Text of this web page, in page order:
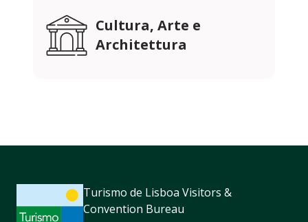
Cultura, Arte e
Architettura
Turismo de Lisboa Visitors &
Convention Bureau